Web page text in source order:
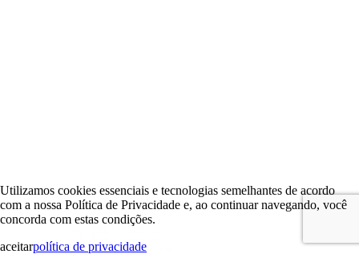
Utilizamos cookies essenciais e tecnologias semelhantes de acordo
com a nossa Política de Privacidade e, ao continuar navegando, você
concorda com estas condições.
aceitarpolítica de privacidade